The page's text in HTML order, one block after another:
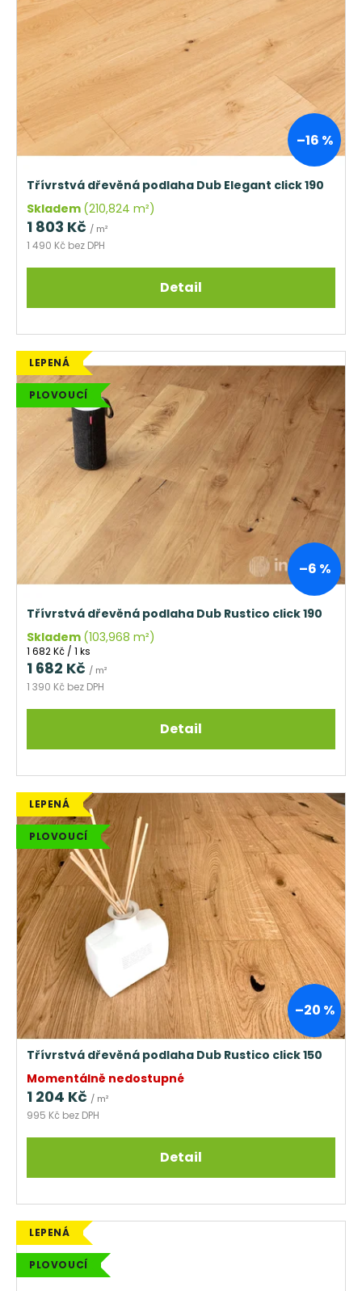
s
o
u
k
t
ů
–16 %
Třívrstvá dřevěná podlaha Dub Elegant click 190
Skladem (210,824 m²)
1 490 Kč bez DPH
1 803 Kč / m²
Detail
LEPENÁ
PLOVOUCÍ
–6 %
Třívrstvá dřevěná podlaha Dub Rustico click 190
Skladem (103,968 m²)
1 390 Kč bez DPH
1 682 Kč / m²
Měrná
cena:
1 682 Kč / 1 ks
Detail
LEPENÁ
PLOVOUCÍ
–20 %
Třívrstvá dřevěná podlaha Dub Rustico click 150
Momentálně nedostupné
995 Kč bez DPH
1 204 Kč / m²
Detail
LEPENÁ
PLOVOUCÍ